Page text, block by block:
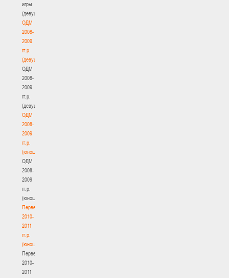
игры
(девушки)
ОДМ
2008-
2009
гг.р.
(девушки)
ОДМ
2008-
2009
гг.р.
(девушки)
ОДМ
2008-
2009
гг.р.
(юноши)
ОДМ
2008-
2009
гг.р.
(юноши)
Первенство
2010-
2011
гг.р.
(юноши)
Первенство
2010-
2011